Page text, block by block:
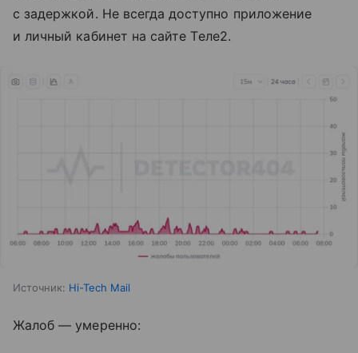
с задержкой. Не всегда доступно приложение
и личный кабинет на сайте Tеле2.
Источник: Hi-Tech Mail
Жалоб — умеренно: